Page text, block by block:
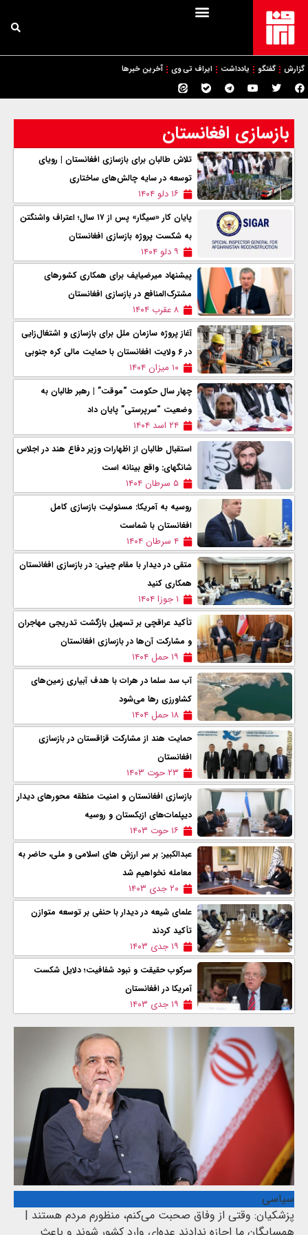
گزارش گفتگو یادداشت ایراف تی وی آخرین خبرها
بازسازی افغانستان
تلاش طالبان برای بازسازی افغانستان | رویای
توسعه در سایه چالش‌های ساختاری
۱۶ دلو ۱۴۰۴
پایان کار «سیگار» پس از ۱۷ سال؛ اعتراف واشنگتن
به شکست پروژه بازسازی افغانستان
۹ دلو ۱۴۰۴
پیشنهاد میرضیایف برای همکاری کشورهای
مشترک‌المنافع در بازسازی افغانستان
۸ عقرب ۱۴۰۴
آغاز پروژه سازمان ملل برای بازسازی و اشتغال‌زایی
در ۶ ولایت افغانستان با حمایت مالی کره جنوبی
۱۰ میزان ۱۴۰۴
چهار سال حکومت “موقت‌” | رهبر طالبان به
وضعیت “سرپرستی‌” پایان داد
۲۴ اسد ۱۴۰۴
استقبال طالبان از اظهارات وزیر دفاع هند در اجلاس
شانگهای: واقع بینانه است
۵ سرطان ۱۴۰۴
روسیه به آمریکا: مسئولیت بازسازی کامل
افغانستان با شماست
۴ سرطان ۱۴۰۴
متقی در دیدار با مقام چینی: در بازسازی افغانستان
همکاری کنید
۱ جوزا ۱۴۰۴
تأکید عراقچی بر تسهیل بازگشت تدریجی مهاجران
و مشارکت آن‌ها در بازسازی افغانستان
۱۹ حمل ۱۴۰۴
آب سد سلما در هرات با هدف آبیاری زمین‌های
کشاورزی رها می‌شود
۱۸ حمل ۱۴۰۴
حمایت هند از مشارکت قزاقستان در بازسازی
افغانستان
۲۳ حوت ۱۴۰۳
بازسازی افغانستان و امنیت منطقه محورهای دیدار
دیپلمات‌های ازبکستان و روسیه
۱۶ حوت ۱۴۰۳
عبدالکبیر: بر سر ارزش های اسلامی و ملی، حاضر به
معامله نخواهیم شد
۲۰ جدی ۱۴۰۳
علمای شیعه در دیدار با حنفی بر توسعه متوازن
تأکید کردند
۱۹ جدی ۱۴۰۳
سرکوب حقیقت و نبود شفافیت؛ دلایل شکست
آمریکا در افغانستان
۱۹ جدی ۱۴۰۳
سیاسی
پزشکیان: وقتی از وفاق صحبت می‌کنم، منظورم مردم هستند |
همسایگان ما اجازه ندادند عده‌ای وارد کشور شوند و باعث